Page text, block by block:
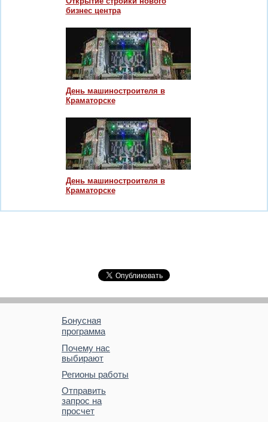
бизнес центра
День машиностроителя в
Краматорске
День машиностроителя в
Краматорске
Бонусная
программа
Почему нас
выбирают
Регионы работы
Отправить
запрос на
просчет